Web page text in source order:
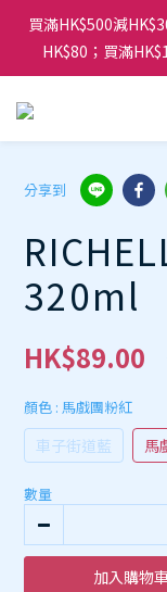
買滿HK$500減
HK$80；買滿
分享到
320ml
HK$89.00
顏色 : 馬戲團粉紅
車子街道藍 馬
數量
加入購物車